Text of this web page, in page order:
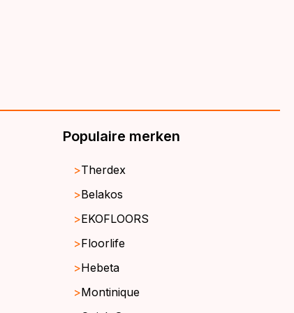
Populaire merken
Therdex
Belakos
EKOFLOORS
Floorlife
Hebeta
Montinique